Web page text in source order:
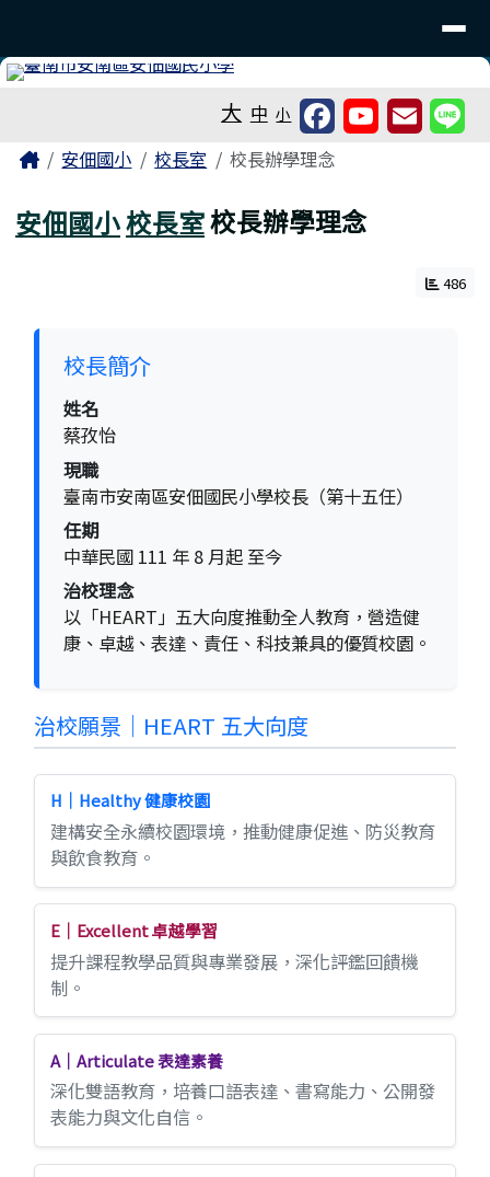
大 中 小
主內容區域
Home安佃國小 校長室 校長辦學理念
安佃國小校長室校長辦學理念
486
校長簡介
姓名
蔡孜怡
現職
臺南市安南區安佃國民小學校長（第十五任）
任期
中華民國 111 年 8 月起 至今
治校理念
以「HEART」五大向度推動全人教育，營造健
康、卓越、表達、責任、科技兼具的優質校園。
治校願景｜HEART 五大向度
H｜Healthy 健康校園
建構安全永續校園環境，推動健康促進、防災教育
與飲食教育。
E｜Excellent 卓越學習
提升課程教學品質與專業發展，深化評鑑回饋機
制。
A｜Articulate 表達素養
深化雙語教育，培養口語表達、書寫能力、公開發
表能力與文化自信。
頁尾區域